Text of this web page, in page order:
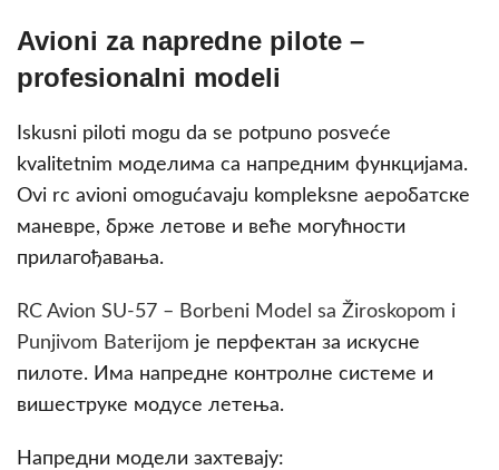
Avioni za napredne pilote –
profesionalni modeli
Iskusni piloti mogu da se potpuno posveće
kvalitetnim моделима са напредним функцијама.
Ovi rc avioni omogućavaju kompleksne аеробатске
маневре, брже летове и веће могућности
прилагођавања.
RC Avion SU-57 – Borbeni Model sa Žiroskopom i
Punjivom Baterijom је перфектан за искусне
пилоте. Имa напредне контролне системе и
вишеструке модусе летења.
Напредни модели захтевају: